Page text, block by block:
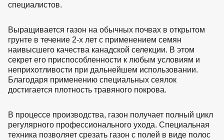
специалистов.
Выращивается газон на обычных почвах в открытом
грунте в течение 2-х лет с применением семян
наивысшего качества канадской селекции. В этом
секрет его приспособленности к любым условиям и
неприхотливости при дальнейшем использовании.
Благодаря применению специальных сеялок
достигается плотность травяного покрова.
В процессе производства, газон получает полный цикл
регулярного профессионального ухода. Специальная
техника позволяет срезать газон с полей в виде полос